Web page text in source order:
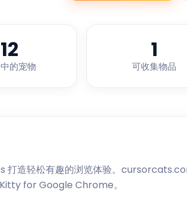
12
的宠物
1
可收集物品
造轻松有趣的浏览体验。
for Google Chrome。